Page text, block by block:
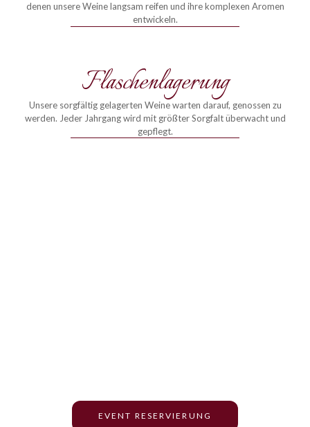
denen unsere Weine langsam reifen und ihre komplexen Aromen
entwickeln.
Flaschenlagerung
Unsere sorgfältig gelagerten Weine warten darauf, genossen zu
werden. Jeder Jahrgang wird mit größter Sorgfalt überwacht und
gepflegt.
EVENT RESERVIERUNG